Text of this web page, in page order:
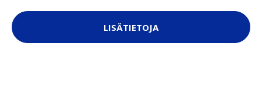
LISÄTIETOJA